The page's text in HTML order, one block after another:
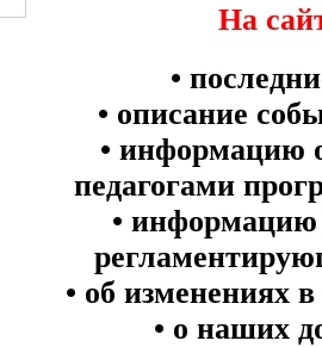
На
•
• описание
• информацию
педагогами
• информацию
• об изменениях
• о наших